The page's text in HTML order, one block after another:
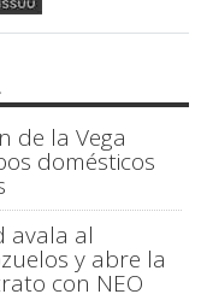
de la Vega
domésticos
avala al
y abre la
con NEO